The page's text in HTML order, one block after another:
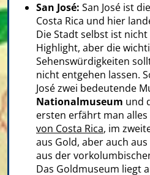
San José: San José ist die
Costa Rica und hier
Die Stadt selbst ist
Highlight, aber die
Sehenswürdigkeiten
nicht entgehen lassen.
José zwei bedeutende
Nationalmuseum und
ersten erfährt man
von Costa Rica, im
aus Gold, aber auch
aus der
Das Goldmuseum liegt